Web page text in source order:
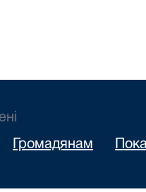
Громадянам